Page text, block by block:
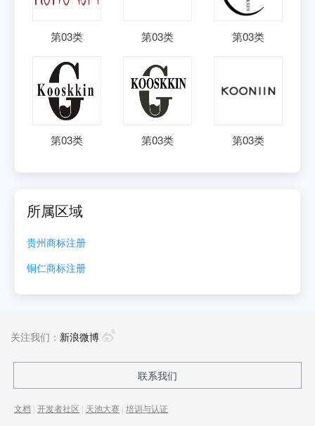
第03类 第03类 第03类
第03类 第03类 第03类
所属区域
贵州商标注册
铜仁商标注册